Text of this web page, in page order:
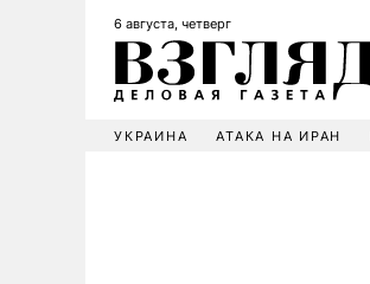
6 августа, четверг
УКРАИНА АТАКА НА ИРАН